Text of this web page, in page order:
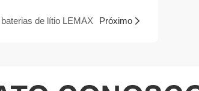
de lítio LEMAX Próximo